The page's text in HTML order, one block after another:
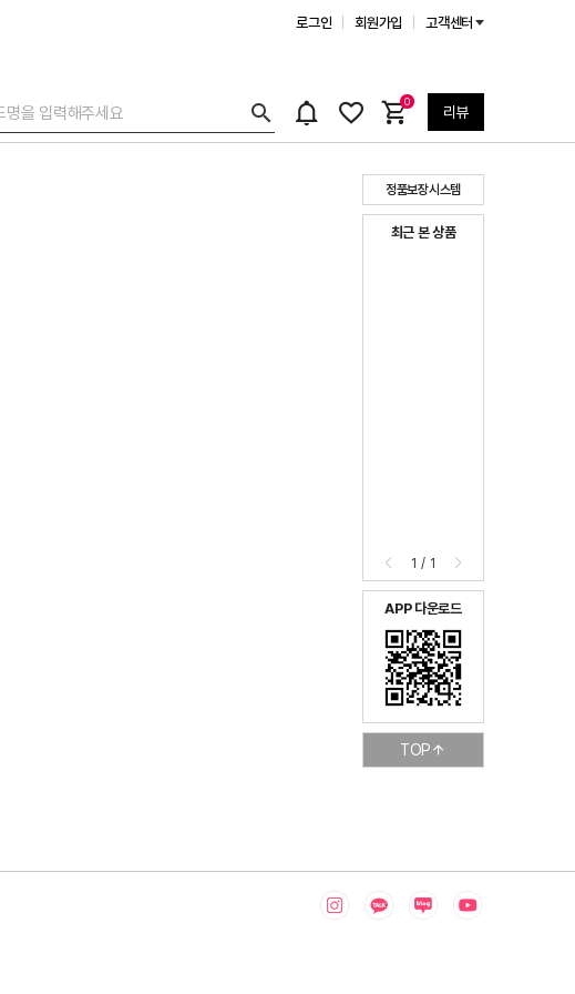
로그인 회원가입 고객센터
0
리뷰
정품보장시스템
최근 본 상품
1 / 1
APP 다운로드
TOP